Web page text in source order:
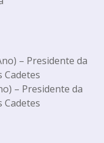
– Presidente da
Cadetes